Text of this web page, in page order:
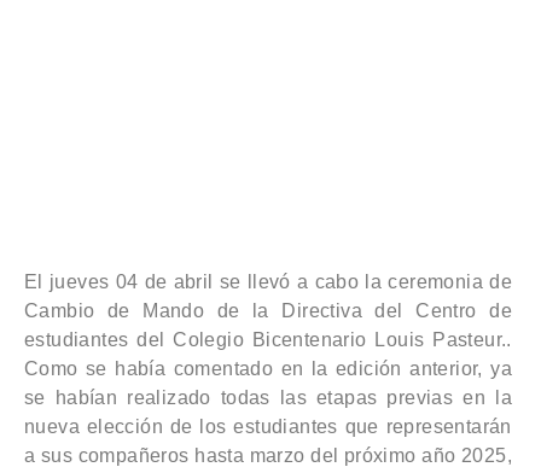
El jueves 04 de abril se llevó a cabo la ceremonia de
Cambio de Mando de la Directiva del Centro de
estudiantes del Colegio Bicentenario Louis Pasteur..
Como se había comentado en la edición anterior, ya
se habían realizado todas las etapas previas en la
nueva elección de los estudiantes que representarán
a sus compañeros hasta marzo del próximo año 2025,